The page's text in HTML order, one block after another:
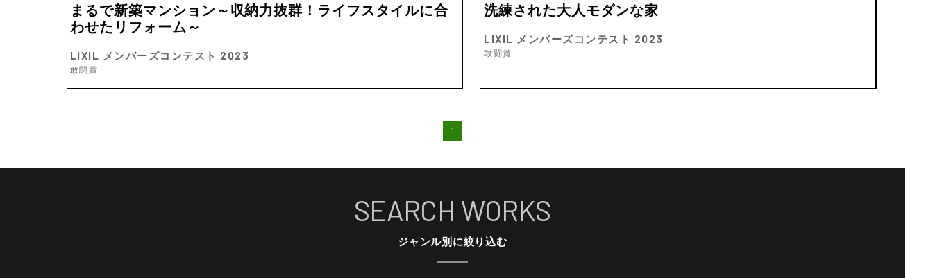
まるで新築マンション～収納力抜群！ライフスタイルに合
わせたリフォーム～
LIXIL メンバーズコンテスト 2023
敢闘賞
洗練された大人モダンな家
LIXIL メンバーズコンテスト 2023
敢闘賞
1
SEARCH WORKS
ジャンル別に絞り込む